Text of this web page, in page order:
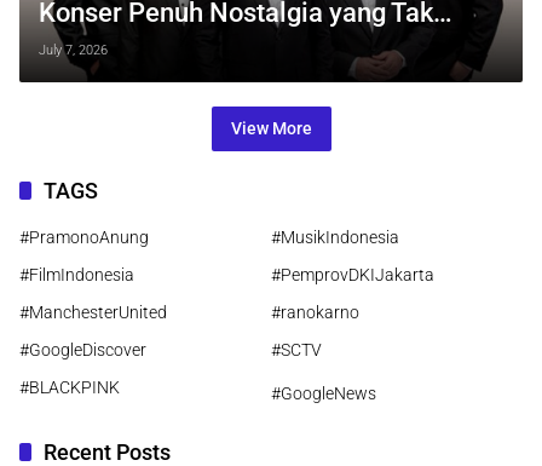
Konser Penuh Nostalgia yang Tak
Terlupakan
July 7, 2026
View More
TAGS
#PramonoAnung
#MusikIndonesia
#FilmIndonesia
#PemprovDKIJakarta
#ManchesterUnited
#ranokarno
#GoogleDiscover
#SCTV
#BLACKPINK
#GoogleNews
Recent Posts